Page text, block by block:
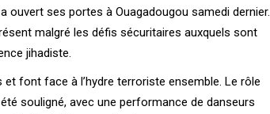
ouvert ses portes à Ouagadougou samedi dernier.
malgré les défis sécuritaires auxquels sont
jihadiste.
font face à l’hydre terroriste ensemble. Le rôle
souligné, avec une performance de danseurs